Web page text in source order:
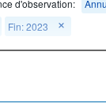
d'observation:
Fin: 2023